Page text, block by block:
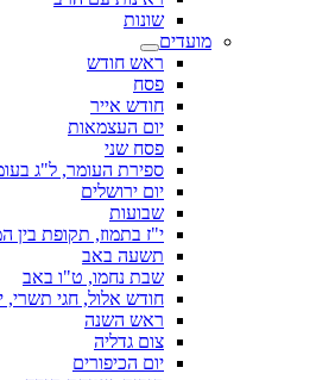
שונות
מועדים
ראש חודש
פסח
חודש אייר
יום העצמאות
פסח שני
ספירת העומר, ל"ג
יום ירושלים
שבועות
י"ז בתמוז, תקופת בין
תשעה באב
שבת נחמו, ט"ו באב
חודש אלול, חגי תשרי,
ראש השנה
צום גדליה
יום הכיפורים